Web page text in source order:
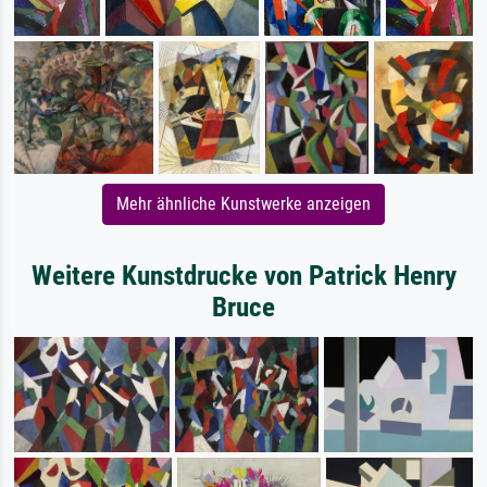
Mehr ähnliche Kunstwerke anzeigen
Weitere Kunstdrucke von Patrick Henry
Bruce